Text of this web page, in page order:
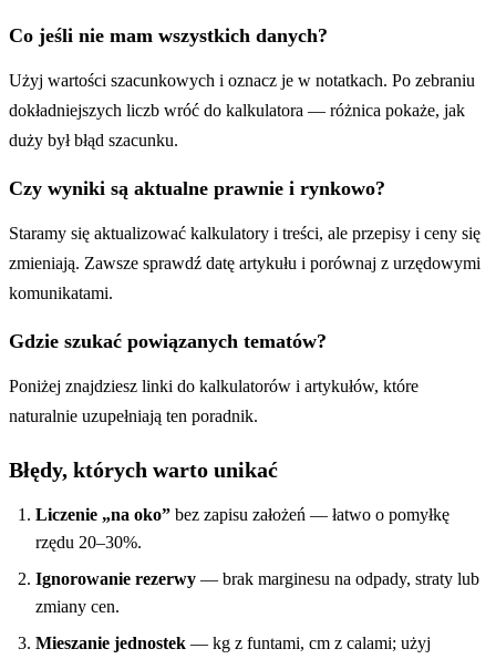
Co jeśli nie mam wszystkich danych?
Użyj wartości szacunkowych i oznacz je w notatkach. Po zebraniu
dokładniejszych liczb wróć do kalkulatora — różnica pokaże, jak
duży był błąd szacunku.
Czy wyniki są aktualne prawnie i rynkowo?
Staramy się aktualizować kalkulatory i treści, ale przepisy i ceny się
zmieniają. Zawsze sprawdź datę artykułu i porównaj z urzędowymi
komunikatami.
Gdzie szukać powiązanych tematów?
Poniżej znajdziesz linki do kalkulatorów i artykułów, które
naturalnie uzupełniają ten poradnik.
Błędy, których warto unikać
Liczenie „na oko” bez zapisu założeń — łatwo o pomyłkę
rzędu 20–30%.
Ignorowanie rezerwy — brak marginesu na odpady, straty lub
zmiany cen.
Mieszanie jednostek — kg z funtami, cm z calami; użyj